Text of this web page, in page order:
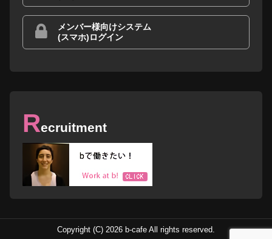
メンバー様向けシステム
(スマホ)ログイン
Recruitment
Copyright (C) 2026 b-cafe All rights reserved.